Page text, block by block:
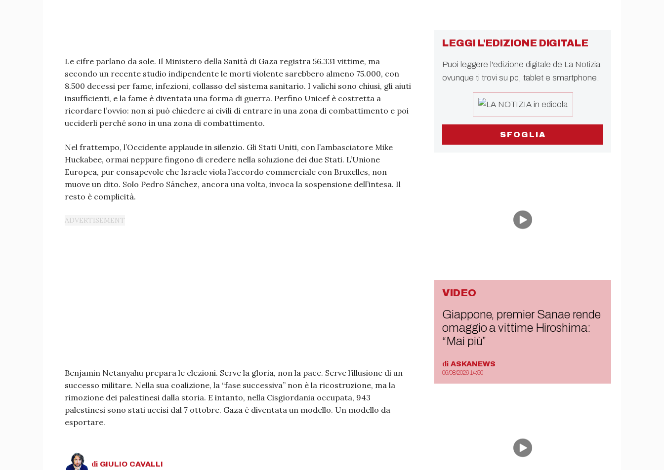
Le cifre parlano da sole. Il Ministero della Sanità di Gaza registra 56.331 vittime, ma
secondo un recente studio indipendente le morti violente sarebbero almeno 75.000, con
8.500 decessi per fame, infezioni, collasso del sistema sanitario. I valichi sono chiusi, gli aiuti
insufficienti, e la fame è diventata una forma di guerra. Perfino Unicef è costretta a
ricordare l’ovvio: non si può chiedere ai civili di entrare in una zona di combattimento e poi
ucciderli perché sono in una zona di combattimento.
Nel frattempo, l’Occidente applaude in silenzio. Gli Stati Uniti, con l’ambasciatore Mike
Huckabee, ormai neppure fingono di credere nella soluzione dei due Stati. L’Unione
Europea, pur consapevole che Israele viola l’accordo commerciale con Bruxelles, non
muove un dito. Solo Pedro Sánchez, ancora una volta, invoca la sospensione dell’intesa. Il
resto è complicità.
Benjamin Netanyahu prepara le elezioni. Serve la gloria, non la pace. Serve l’illusione di un
successo militare. Nella sua coalizione, la “fase successiva” non è la ricostruzione, ma la
rimozione dei palestinesi dalla storia. E intanto, nella Cisgiordania occupata, 943
palestinesi sono stati uccisi dal 7 ottobre. Gaza è diventata un modello. Un modello da
esportare.
di GIULIO CAVALLI
LEGGI L'EDIZIONE DIGITALE
Puoi leggere l'edizione digitale de La Notizia
ovunque ti trovi su pc, tablet e smartphone.
SFOGLIA
VIDEO
Giappone, premier Sanae rende
omaggio a vittime Hiroshima:
“Mai più”
di ASKANEWS
06/08/2026 14:50